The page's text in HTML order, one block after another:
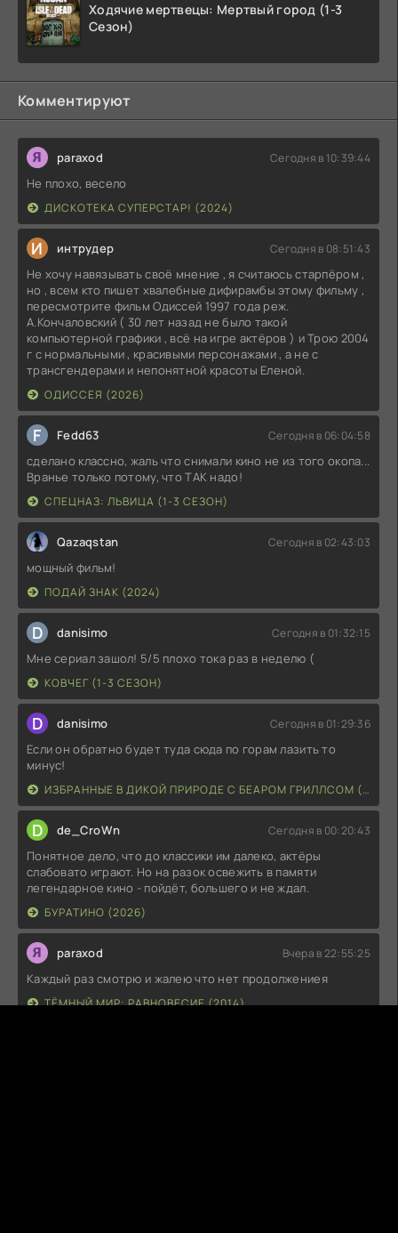
Ходячие мертвецы: Мертвый город (1-3
Сезон)
Комментируют
paraxod Сегодня в 10:39:44
Не плохо, весело
ДИСКОТЕКА СУПЕРСТАР! (2024)
И интрудер Сегодня в 08:51:43
Не хочу навязывать своё мнение , я считаюсь старпёром ,
но , всем кто пишет хвалебные дифирамбы этому фильму ,
пересмотрите фильм Одиссей 1997 года реж.
А.Кончаловский ( 30 лет назад не было такой
компьютерной графики , всё на игре актёров ) и Трою 2004
г с нормальными , красивыми персонажами , а не с
трансгендерами и непонятной красоты Еленой.
ОДИССЕЯ (2026)
F Fedd63 Сегодня в 06:04:58
сделано классно, жаль что снимали кино не из того окопа...
Вранье только потому, что ТАК надо!
СПЕЦНАЗ: ЛЬВИЦА (1-3 СЕЗОН)
Qazaqstan Сегодня в 02:43:03
мощный фильм!
ПОДАЙ ЗНАК (2024)
D danisimo Сегодня в 01:32:15
Мне сериал зашол! 5/5 плохо тока раз в неделю (
КОВЧЕГ (1-3 СЕЗОН)
D danisimo Сегодня в 01:29:36
Если он обратно будет туда сюда по горам лазить то
минус!
ИЗБРАННЫЕ В ДИКОЙ ПРИРОДЕ С БЕАРОМ ГРИЛЛСОМ (2026)
D de_CroWn Сегодня в 00:20:43
Понятное дело, что до классики им далеко, актёры
слабовато играют. Но на разок освежить в памяти
легендарное кино - пойдёт, большего и не ждал.
БУРАТИНО (2026)
paraxod Вчера в 22:55:25
Каждый раз смотрю и жалею что нет продолжениея
ТЁМНЫЙ МИР: РАВНОВЕСИЕ (2014)